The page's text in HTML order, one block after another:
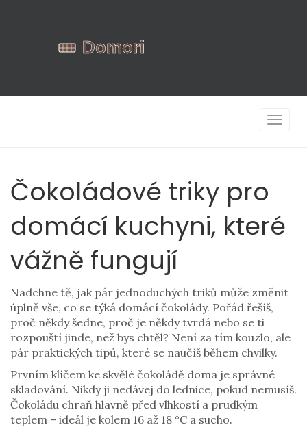
Čokoládové triky pro
domácí kuchyni, které
vážně fungují
Nadchne tě, jak pár jednoduchých triků může změnit
úplně vše, co se týká domácí čokolády. Pořád řešíš,
proč někdy šedne, proč je někdy tvrdá nebo se ti
rozpouští jinde, než bys chtěl? Není za tím kouzlo, ale
pár praktických tipů, které se naučíš během chvilky.
Prvním klíčem ke skvělé čokoládě doma je správné
skladování. Nikdy ji nedávej do lednice, pokud nemusíš.
Čokoládu chraň hlavně před vlhkostí a prudkým
teplem – ideál je kolem 16 až 18 °C a sucho.